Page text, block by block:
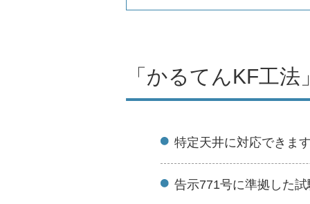
「かるてんKF工法
特定天井に対応できま
告示771号に準拠した